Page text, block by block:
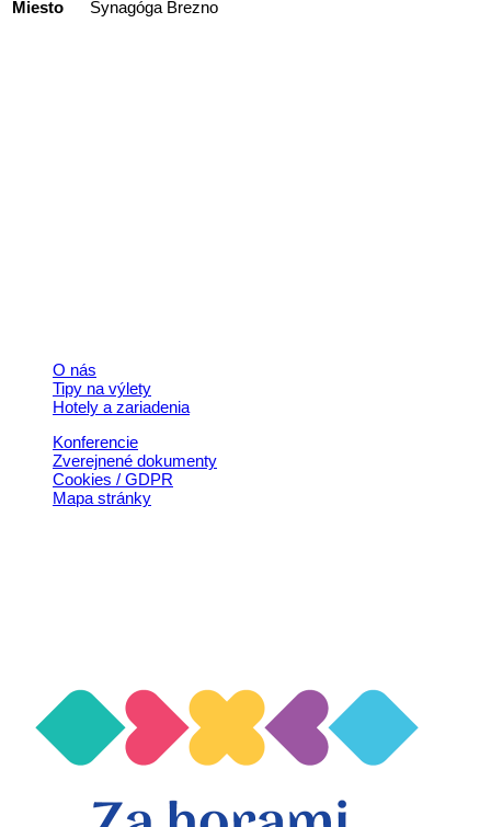
Miesto
Synagóga Brezno
O nás
Tipy na výlety
Hotely a zariadenia
Konferencie
Zverejnené dokumenty
Cookies / GDPR
Mapa stránky